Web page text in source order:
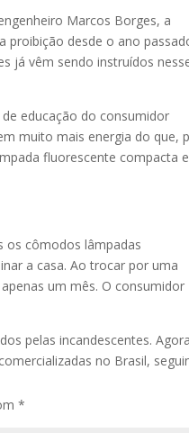
Marcos Borges, a
proibição desde o ano
já vêm sendo instruídos
educação do consumidor
muito mais energia do que,
fluorescente compacta
os cômodos lâmpadas
a casa. Ao trocar por uma
um mês. O consumidor
pelas incandescentes.
no Brasil,
*